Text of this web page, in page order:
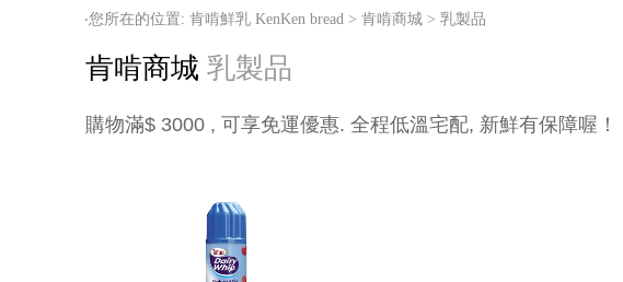
‧您所在的位置: 肯啃鮮乳 KenKen bread > 肯啃商城 > 乳製品
肯啃商城 乳製品
購物滿$ 3000 , 可享免運優惠. 全程低溫宅配, 新鮮有保障喔！